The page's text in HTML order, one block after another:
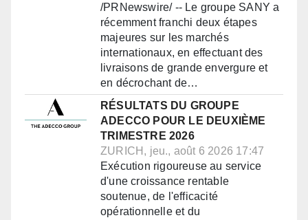
/PRNewswire/ -- Le groupe SANY a
récemment franchi deux étapes
majeures sur les marchés
internationaux, en effectuant des
livraisons de grande envergure et
en décrochant de…
RÉSULTATS DU GROUPE
ADECCO POUR LE DEUXIÈME
TRIMESTRE 2026
ZURICH, jeu., août 6 2026 17:47
Exécution rigoureuse au service
d'une croissance rentable
soutenue, de l'efficacité
opérationnelle et du